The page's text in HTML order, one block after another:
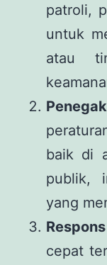
patroli,
untuk
atau
baik di
publik,
yang
cepat